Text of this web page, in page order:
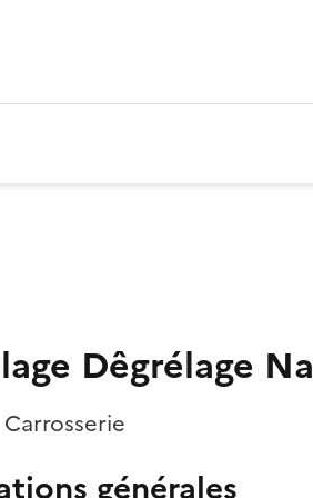
Dêgrélage
Carrosserie
générales